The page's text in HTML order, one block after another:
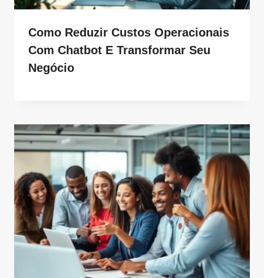
Como Reduzir Custos Operacionais
Com Chatbot E Transformar Seu
Negócio